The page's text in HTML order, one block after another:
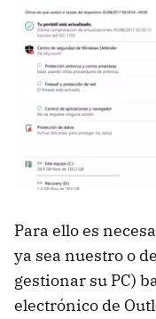
Para ello es
ya sea nuestro o
gestionar su PC)
electrónico de